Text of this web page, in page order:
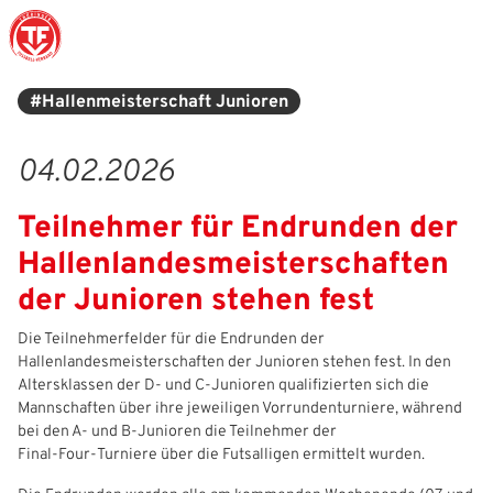
#Hallenmeisterschaft Junioren
04.02.2026
Teilnehmer für Endrunden der
Hallenlandesmeisterschaften
der Junioren stehen fest
Die Teilnehmerfelder für die Endrunden der
Hallenlandesmeisterschaften der Junioren stehen fest. In den
Altersklassen der D‑ und C‑Junioren qualifizierten sich die
Mannschaften über ihre jeweiligen Vorrundenturniere, während
bei den A‑ und B‑Junioren die Teilnehmer der
Final‑Four‑Turniere über die Futsalligen ermittelt wurden.
Geschäftsstelle
Chronik
Ehrentafel
Karriere
Partnerschaft
Mitgliedschaft
Sicherheit
Junioren
Juniorinnen
Kinderfußball
eSports
Schiedsrichter
Eliteschulen
Erzieher und Lehrer
Veranstaltungskalender
DFB-Mobil
DFB-Masterplan
Vielfalt
Fair Play
Inklusion
Prävention
Schule und Kita
Newsletter
DFBnet
Passwesen
Vereinsangebote
Archiv
Downloads